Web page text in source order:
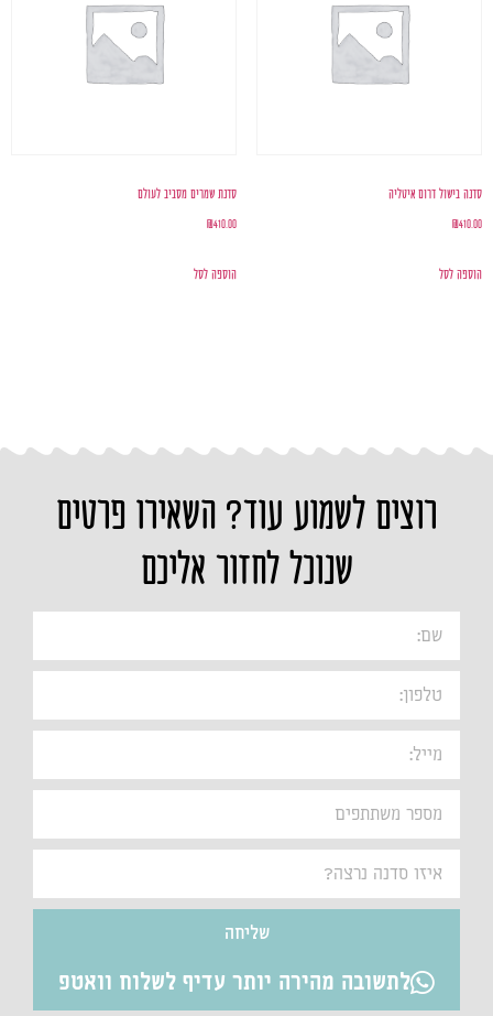
סדנה בישול דרום איטליה
₪410.00
הוספה לסל
סדנת שמרים מסביב לעולם
₪410.00
הוספה לסל
רוצים לשמוע עוד? השאירו פרטים
שנוכל לחזור אליכם
שליחה
לתשובה מהירה יותר עדיף לשלוח וואטפ